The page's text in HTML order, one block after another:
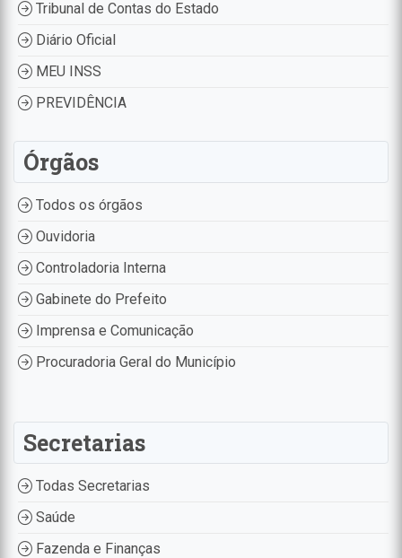
Tribunal de Contas do Estado
Diário Oficial
MEU INSS
PREVIDÊNCIA
Órgãos
Todos os órgãos
Ouvidoria
Controladoria Interna
Gabinete do Prefeito
Imprensa e Comunicação
Procuradoria Geral do Município
Secretarias
Todas Secretarias
Saúde
Fazenda e Finanças